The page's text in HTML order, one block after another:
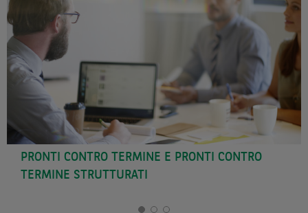
PRONTI CONTRO TERMINE E PRONTI CONTRO
TERMINE STRUTTURATI